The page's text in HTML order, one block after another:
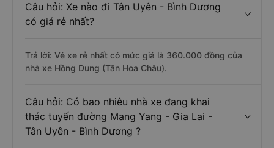
Câu hỏi: Xe nào đi Tân Uyên - Bình Dương
có giá rẻ nhất?
Trả lời: Vé xe rẻ nhất có mức giá là 360.000 đồng của
nhà xe Hồng Dung (Tân Hoa Châu).
Câu hỏi: Có bao nhiêu nhà xe đang khai
thác tuyến đường Mang Yang - Gia Lai -
Tân Uyên - Bình Dương ?